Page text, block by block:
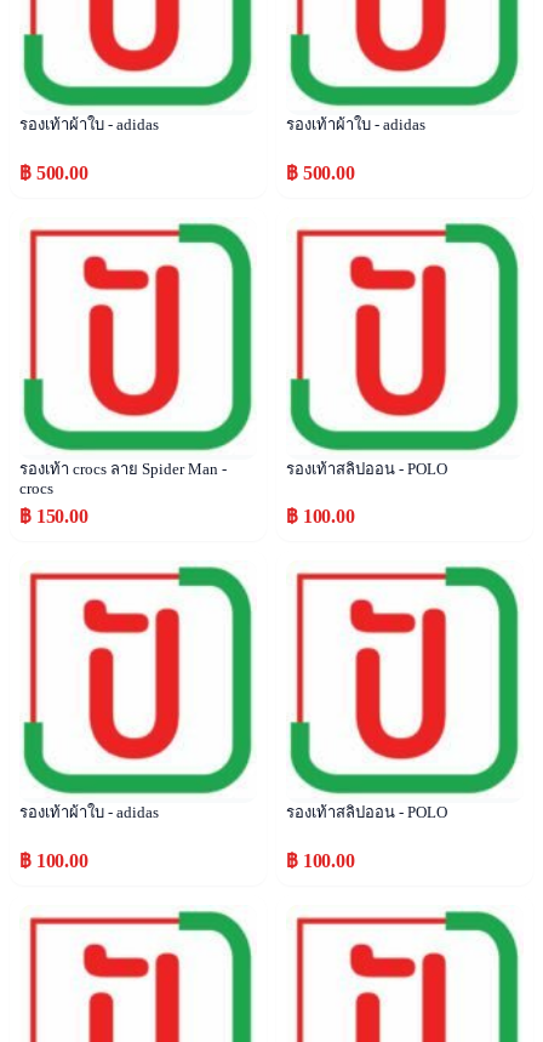
รองเท้าผ้าใบ - adidas
฿ 500.00
รองเท้าผ้าใบ - adidas
฿ 500.00
Popular
รองเท้า crocs ลาย Spider Man -
crocs
฿ 150.00
Popular
รองเท้าสลิปออน - POLO
฿ 100.00
Popular
รองเท้าผ้าใบ - adidas
฿ 100.00
Popular
รองเท้าสลิปออน - POLO
฿ 100.00
Popular Popular